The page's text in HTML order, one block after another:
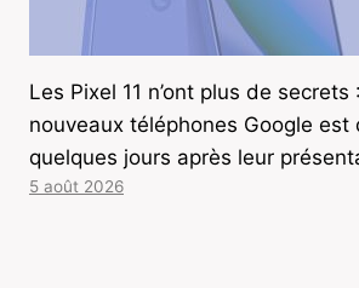
Les Pixel 11 n’ont plus de secrets
nouveaux téléphones Google est
quelques jours après leur
5 août 2026